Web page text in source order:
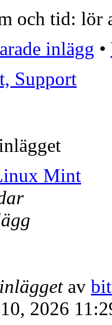
och tid: lör
inlägg •
Support
Mint
av
2026